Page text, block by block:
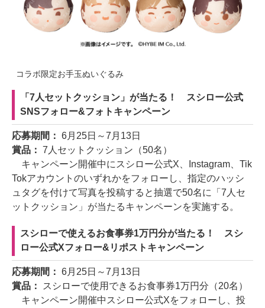
コラボ限定お手玉ぬいぐるみ
「7人セットクッション」が当たる！ スシロー公式
SNSフォロー&フォトキャンペーン
応募期間： 6月25日～7月13日
賞品： 7人セットクッション（50名）
キャンペーン開催中にスシロー公式X、Instagram、Tik
Tokアカウントのいずれかをフォローし、指定のハッシ
ュタグを付けて写真を投稿すると抽選で50名に「7人セ
ットクッション」が当たるキャンペーンを実施する。
スシローで使えるお食事券1万円分が当たる！ スシ
ロー公式Xフォロー&リポストキャンペーン
応募期間： 6月25日～7月13日
賞品：
スシローで使用できるお食事券1万円分（20名）
キャンペーン開催中スシロー公式Xをフォローし、投